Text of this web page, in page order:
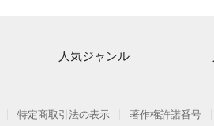
人気ジャンル
クラシック
特定商取引法の表示 著作権許諾番号